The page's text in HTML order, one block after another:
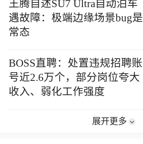
王腾自述SU7 Ultra自动泊车
遇故障：极端边缘场景bug是
常态
BOSS直聘：处置违规招聘账
号近2.6万个，部分岗位夸大
收入、弱化工作强度
展开更多